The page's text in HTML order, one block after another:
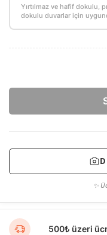
Yırtılmaz ve hafif dokulu,
dokulu duvarlar için
✨
500₺ üzeri